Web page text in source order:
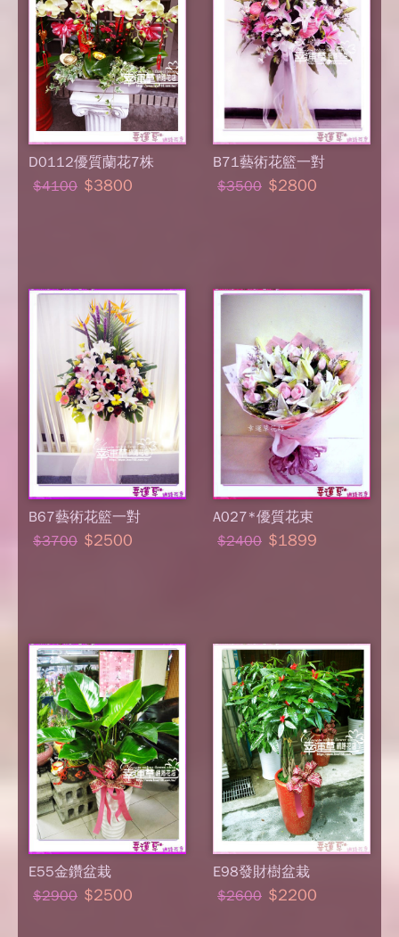
D0112優質蘭花7株
$4100 $3800
B71藝術花籃一對
$3500 $2800
B67藝術花籃一對
$3700 $2500
A027*優質花束
$2400 $1899
E55金鑽盆栽
$2900 $2500
E98發財樹盆栽
$2600 $2200